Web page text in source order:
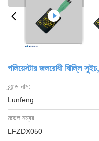
পলিয়েস্টার জলরোধী ঝিল্লি
ব্র্যান্ড নাম:
Lunfeng
মডেল নম্বর:
LFZDX050